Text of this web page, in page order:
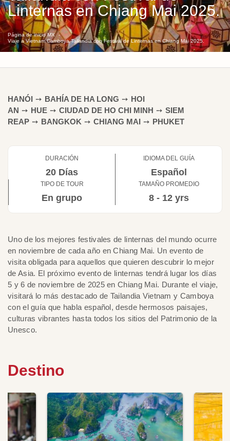
Linternas en Chiang Mai 2025.
Página de inicio MX
Viaje a Vietnam Camboya Tailandia con Festival de Linternas en Chiang Mai 2025.
HANÓI ➙ BAHÍA DE HA LONG ➙ HOI
AN ➙ HUE ➙ CIUDAD DE HO CHI MINH ➙ SIEM
REAP ➙ BANGKOK ➙ CHIANG MAI ➙ PHUKET
DURACIÓN
20 Días
IDIOMA DEL GUÍA
Español
TIPO DE TOUR
En grupo
TAMAÑO PROMEDIO
8 - 12 yrs
Uno de los mejores festivales de linternas del mundo ocurre
en noviembre de cada año en Chiang Mai. Un evento de
visita obligada para aquellos que quieren descubrir lo mejor
de Asia. El próximo evento de linternas tendrá lugar los días
5 y 6 de noviembre de 2025 en Chiang Mai. Durante el viaje,
visitará lo más destacado de Tailandia Vietnam y Camboya
con el guía que habla español, desde hermosos paisajes,
culturas vibrantes hasta todos los sitios del Patrimonio de la
Unesco.
Destino